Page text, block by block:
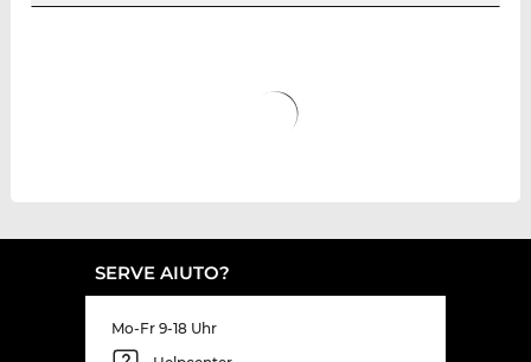
SERVE AIUTO?
Mo-Fr 9-18 Uhr